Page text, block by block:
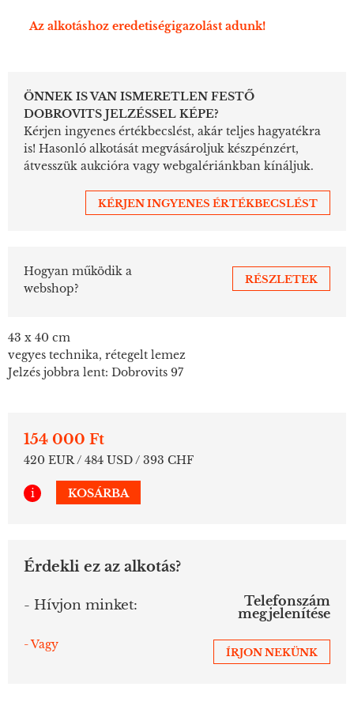
Az alkotáshoz eredetiségigazolást adunk!
ÖNNEK IS VAN ISMERETLEN FESTŐ
DOBROVITS JELZÉSSEL KÉPE?
Kérjen ingyenes értékbecslést, akár teljes hagyatékra
is! Hasonló alkotását megvásároljuk készpénzért,
átvesszük aukcióra vagy webgalériánkban kínáljuk.
KÉRJEN INGYENES ÉRTÉKBECSLÉST
Hogyan működik a
webshop?
RÉSZLETEK
43 x 40 cm
vegyes technika, rétegelt lemez
Jelzés jobbra lent: Dobrovits 97
154 000 Ft
420 EUR / 484 USD / 393 CHF
i KOSÁRBA
Érdekli ez az alkotás?
- Hívjon minket:
Telefonszám
megjelenítése
- Vagy
ÍRJON NEKÜNK